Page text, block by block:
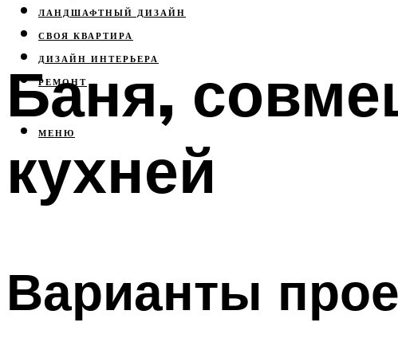
ЛАНДШАФТНЫЙ ДИЗАЙН
СВОЯ КВАРТИРА
ДИЗАЙН ИНТЕРЬЕРА
РЕМОНТ
МЕНЮ
Баня,
кухней
Варианты